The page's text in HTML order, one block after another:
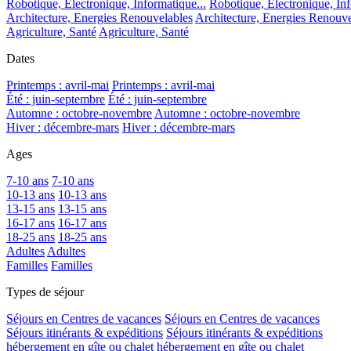
Robotique, Electronique, Informatique... Robotique, Electronique,
Architecture, Energies Renouvelables Architecture, Energies
Agriculture, Santé Agriculture, Santé
Dates
Printemps : avril-mai Printemps : avril-mai
Été : juin-septembre Été : juin-septembre
Automne : octobre-novembre Automne : octobre-novembre
Hiver : décembre-mars Hiver : décembre-mars
Ages
7-10 ans 7-10 ans
10-13 ans 10-13 ans
13-15 ans 13-15 ans
16-17 ans 16-17 ans
18-25 ans 18-25 ans
Adultes Adultes
Familles Familles
Types de séjour
Séjours en Centres de vacances Séjours en Centres de vacances
Séjours itinérants & expéditions Séjours itinérants & expéditions
hébergement en gîte ou chalet hébergement en gîte ou chalet